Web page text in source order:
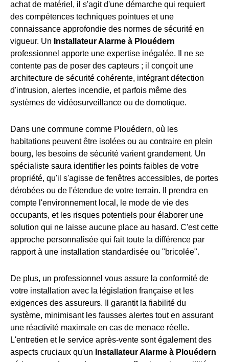
achat de matériel, il s'agit d'une démarche qui requiert
des compétences techniques pointues et une
connaissance approfondie des normes de sécurité en
vigueur. Un Installateur Alarme à Plouédern
professionnel apporte une expertise inégalée. Il ne se
contente pas de poser des capteurs ; il conçoit une
architecture de sécurité cohérente, intégrant détection
d'intrusion, alertes incendie, et parfois même des
systèmes de vidéosurveillance ou de domotique.
Dans une commune comme Plouédern, où les
habitations peuvent être isolées ou au contraire en plein
bourg, les besoins de sécurité varient grandement. Un
spécialiste saura identifier les points faibles de votre
propriété, qu'il s'agisse de fenêtres accessibles, de portes
dérobées ou de l'étendue de votre terrain. Il prendra en
compte l'environnement local, le mode de vie des
occupants, et les risques potentiels pour élaborer une
solution qui ne laisse aucune place au hasard. C'est cette
approche personnalisée qui fait toute la différence par
rapport à une installation standardisée ou "bricolée".
De plus, un professionnel vous assure la conformité de
votre installation avec la législation française et les
exigences des assureurs. Il garantit la fiabilité du
système, minimisant les fausses alertes tout en assurant
une réactivité maximale en cas de menace réelle.
L'entretien et le service après-vente sont également des
aspects cruciaux qu'un Installateur Alarme à Plouédern